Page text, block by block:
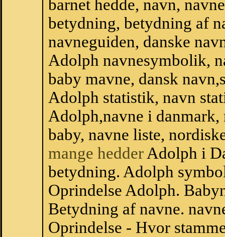
barnet hedde, navn,
betydning, betydning af
navneguiden, danske
Adolph navnesymbolik,
baby mavne, dansk
Adolph statistik, navn
Adolph,navne i
baby, navne liste,
mange hedder Adolph i
betydning. Adolph
Oprindelse Adolph.
Betydning af navne.
Oprindelse - Hvor